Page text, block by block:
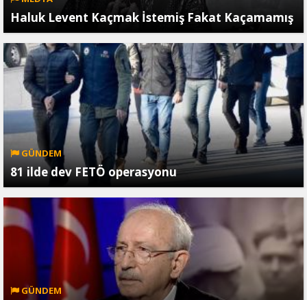
Haluk Levent Kaçmak İstemiş Fakat Kaçamamış
GÜNDEM
81 ilde dev FETÖ operasyonu
GÜNDEM